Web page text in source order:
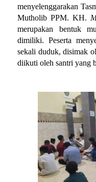
menyelenggarakan
Mutholib PPM. KH.
merupakan bentuk
dimiliki. Peserta
sekali duduk, disimak
diikuti oleh santri yang